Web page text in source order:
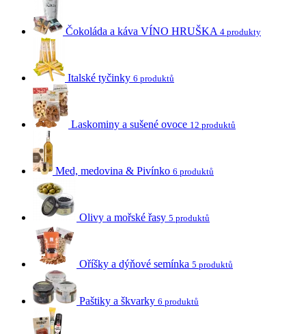
Čokoláda a káva VÍNO HRUŠKA 4 produkty
Italské tyčinky 6 produktů
Laskominy a sušené ovoce 12 produktů
Med, medovina & Pivínko 6 produktů
Olivy a mořské řasy 5 produktů
Oříšky a dýňové semínka 5 produktů
Paštiky a škvarky 6 produktů